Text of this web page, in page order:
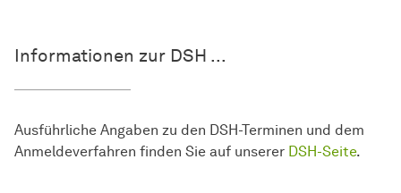
Informationen zur DSH ...
Ausführliche Angaben zu den DSH-Terminen und dem
Anmeldeverfahren finden Sie auf unserer DSH-Seite.